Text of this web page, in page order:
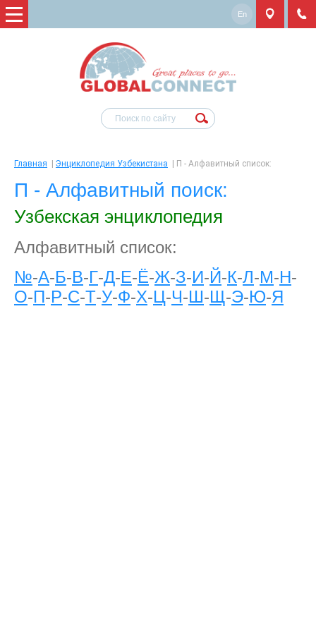
En
Главная Энциклопедия Узбекистана П - Алфавитный список:
П - Алфавитный поиск:
Узбекская энциклопедия
Алфавитный список:
№-А-Б-В-Г-Д-Е-Ё-Ж-З-И-Й-К-Л-М-Н-
О-П-Р-С-Т-У-Ф-Х-Ц-Ч-Ш-Щ-Э-Ю-Я